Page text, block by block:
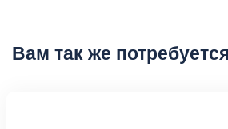
Вам так же потребуется